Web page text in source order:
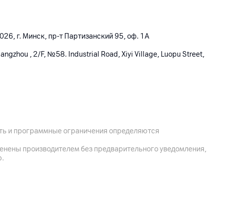
г. Минск, пр-т Партизанский 95, оф. 1А
, 2/F, №58. Industrial Road, Xiyi Village, Luopu Street,
и программные ограничения определяются
производителем без предварительного уведомления,